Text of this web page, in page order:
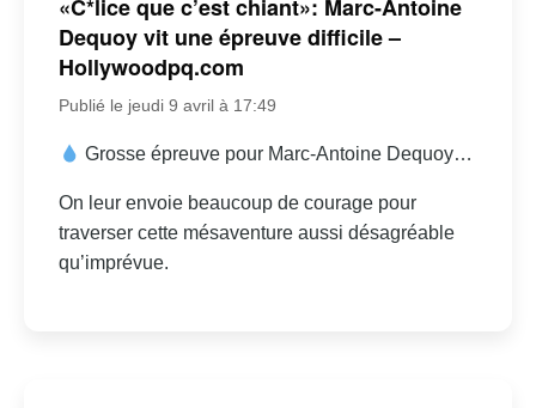
«C*lice que c’est chiant»: Marc-Antoine
Dequoy vit une épreuve difficile –
Hollywoodpq.com
Publié le jeudi 9 avril à 17:49
Grosse épreuve pour Marc-Antoine Dequoy…
On leur envoie beaucoup de courage pour
traverser cette mésaventure aussi désagréable
qu’imprévue.